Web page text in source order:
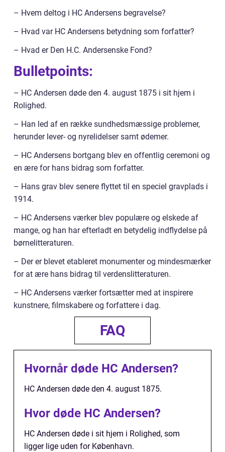
– Hvem deltog i HC Andersens begravelse?
– Hvad var HC Andersens betydning som forfatter?
– Hvad er Den H.C. Andersenske Fond?
Bulletpoints:
– HC Andersen døde den 4. august 1875 i sit hjem i
Rolighed.
– Han led af en række sundhedsmæssige problemer,
herunder lever- og nyrelidelser samt ødemer.
– HC Andersens bortgang blev en offentlig ceremoni og
en ære for hans bidrag som forfatter.
– Hans grav blev senere flyttet til en speciel gravplads i
1914.
– HC Andersens værker blev populære og elskede af
mange, og han har efterladt en betydelig indflydelse på
børnelitteraturen.
– Der er blevet etableret monumenter og mindesmærker
for at ære hans bidrag til verdenslitteraturen.
– HC Andersens værker fortsætter med at inspirere
kunstnere, filmskabere og forfattere i dag.
FAQ
Hvornår døde HC Andersen?
HC Andersen døde den 4. august 1875.
Hvor døde HC Andersen?
HC Andersen døde i sit hjem i Rolighed, som
ligger lige uden for København.